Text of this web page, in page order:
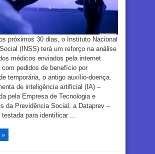
próximos 30 dias, o Instituto Nacional
(INSS) terá um reforço na análise
médicos enviados pela internet
com pedidos de benefício por
temporária, o antigo auxílio-doença.
de inteligência artificial (IA) –
pela Empresa de Tecnologia e
da Previdência Social, a Dataprev –
testada para identificar ...
»